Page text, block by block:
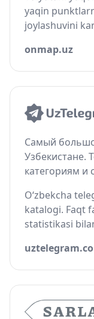
yaqin
joylashuvini
onmap.uz
Самый
Узбекистане.
категориям и
O‘zbekcha
katalogi. Faqt
statistikasi